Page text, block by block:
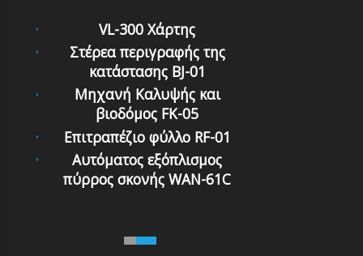
VL-300 Χάρτης
Στέρεα περιγραφής της
κατάστασης BJ-01
Μηχανή Καλυψής και
βιοδόμος FK-05
Επιτραπέζιο φύλλο RF-01
Αυτόματος εξόπλισμος
πύρρος σκονής WAN-61C